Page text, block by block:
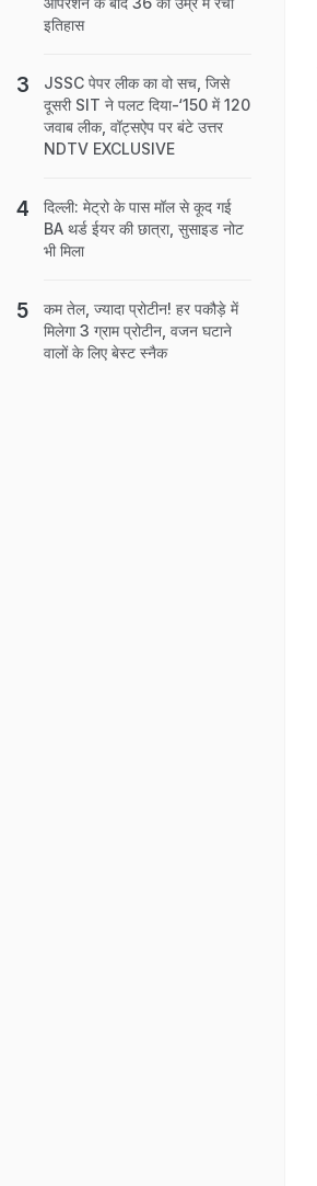
इतिहास
JSSC पेपर लीक का वो सच, जिसे
दूसरी SIT ने पलट दिया-‘150 में 120
जवाब लीक, वॉट्सऐप पर बंटे उत्तर
NDTV EXCLUSIVE
दिल्ली: मेट्रो के पास मॉल से कूद गई
BA थर्ड ईयर की छात्रा, सुसाइड नोट
भी मिला
कम तेल, ज्यादा प्रोटीन! हर पकौड़े में
मिलेगा 3 ग्राम प्रोटीन, वजन घटाने
वालों के लिए बेस्ट स्नैक